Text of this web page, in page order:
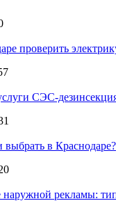
проверить
СЭС-
в Краснодаре?
наружной рекламы: